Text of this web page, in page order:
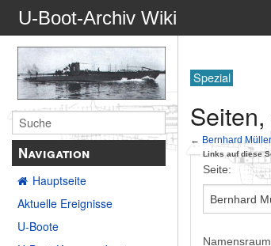
U-Boot-Archiv Wiki
Navigation
Hauptseite
Aktuelle Ereignisse
U-Boote
Spezial
← Bernhard Müller
Links auf diese
Seite: